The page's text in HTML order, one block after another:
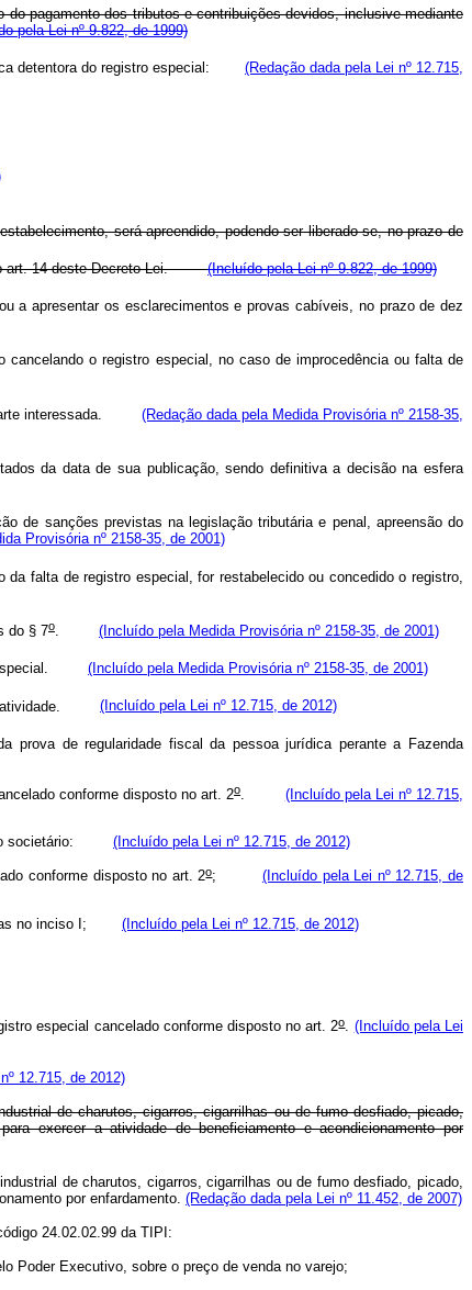
pagamento dos tributos e contribuições devidos, inclusive mediante
pela Lei nº 9.822, de 1999)
detentora do registro especial: (Redação dada pela Lei nº 12.715,
será apreendido, podendo ser liberado se, no prazo de
no art. 14 deste Decreto-Lei.(Incluído pela Lei nº 9.822, de 1999)
a apresentar os esclarecimentos e provas cabíveis, no prazo de dez
o registro especial, no caso de improcedência ou falta de
parte interessada. (Redação dada pela Medida Provisória nº 2158-35,
da data de sua publicação, sendo definitiva a decisão na esfera
de sanções previstas na legislação tributária e penal, apreensão do
Provisória nº 2158-35, de 2001)
falta de registro especial, for restabelecido ou concedido o registro,
do § 7o (Incluído pela Medida Provisória nº 2158-35, de 2001)
especial. (Incluído pela Medida Provisória nº 2158-35, de 2001)
(Incluído pela Lei nº 12.715, de 2012)
prova de regularidade fiscal da pessoa jurídica perante a Fazenda
conforme disposto no art. 2o. (Incluído pela Lei nº 12.715,
societário: (Incluído pela Lei nº 12.715, de 2012)
conforme disposto no art. 2o; (Incluído pela Lei nº 12.715, de
no inciso I; (Incluído pela Lei nº 12.715, de 2012)
especial cancelado conforme disposto no art. 2o. (Incluído pela Lei
12.715, de 2012)
de charutos, cigarros, cigarrilhas ou de fumo desfiado, picado,
exercer a atividade de beneficiamento e acondicionamento por
de charutos, cigarros, cigarrilhas ou de fumo desfiado, picado,
por enfardamento. (Redação dada pela Lei nº 11.452, de 2007)
24.02.02.99 da TIPI:
Poder Executivo, sobre o preço de venda no varejo;